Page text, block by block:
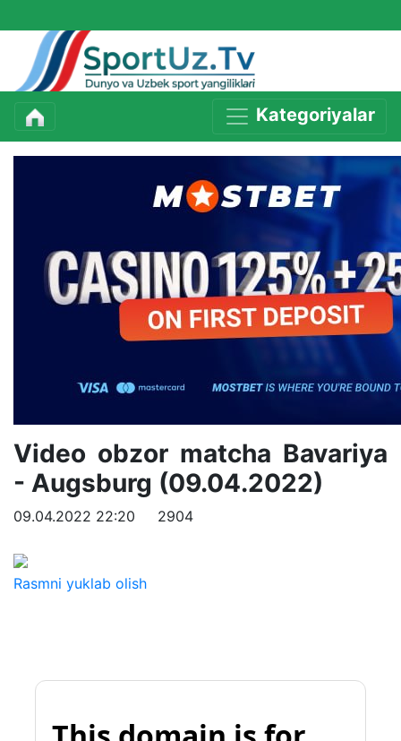
Kategoriyalar
Video obzor matcha Bavariya
- Augsburg (09.04.2022)
09.04.2022 22:20 2904
Rasmni yuklab olish